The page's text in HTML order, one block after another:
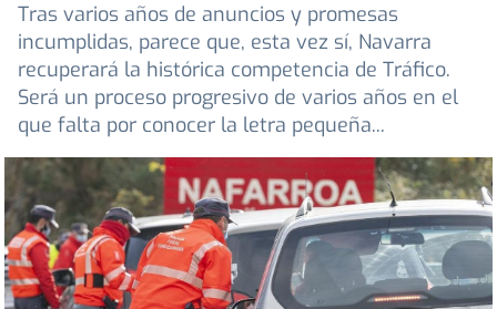
Tras varios años de anuncios y promesas
incumplidas, parece que, esta vez sí, Navarra
recuperará la histórica competencia de Tráfico.
Será un proceso progresivo de varios años en el
que falta por conocer la letra pequeña...